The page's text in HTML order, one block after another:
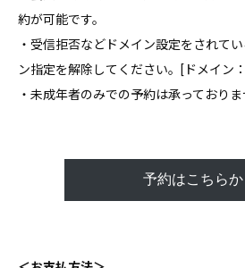
約が可能です。
・受信拒否などドメイン設定をされて
ン指定を解除してください。[ドメイン
・未成年者のみでの予約は承っておりま
予約はこちらか